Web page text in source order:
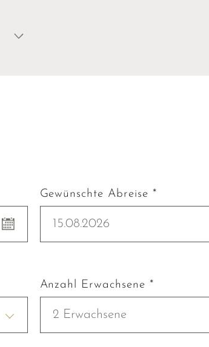
Gewünschte Abreise *
15.08.2026
Anzahl Erwachsene *
2 Erwachsene